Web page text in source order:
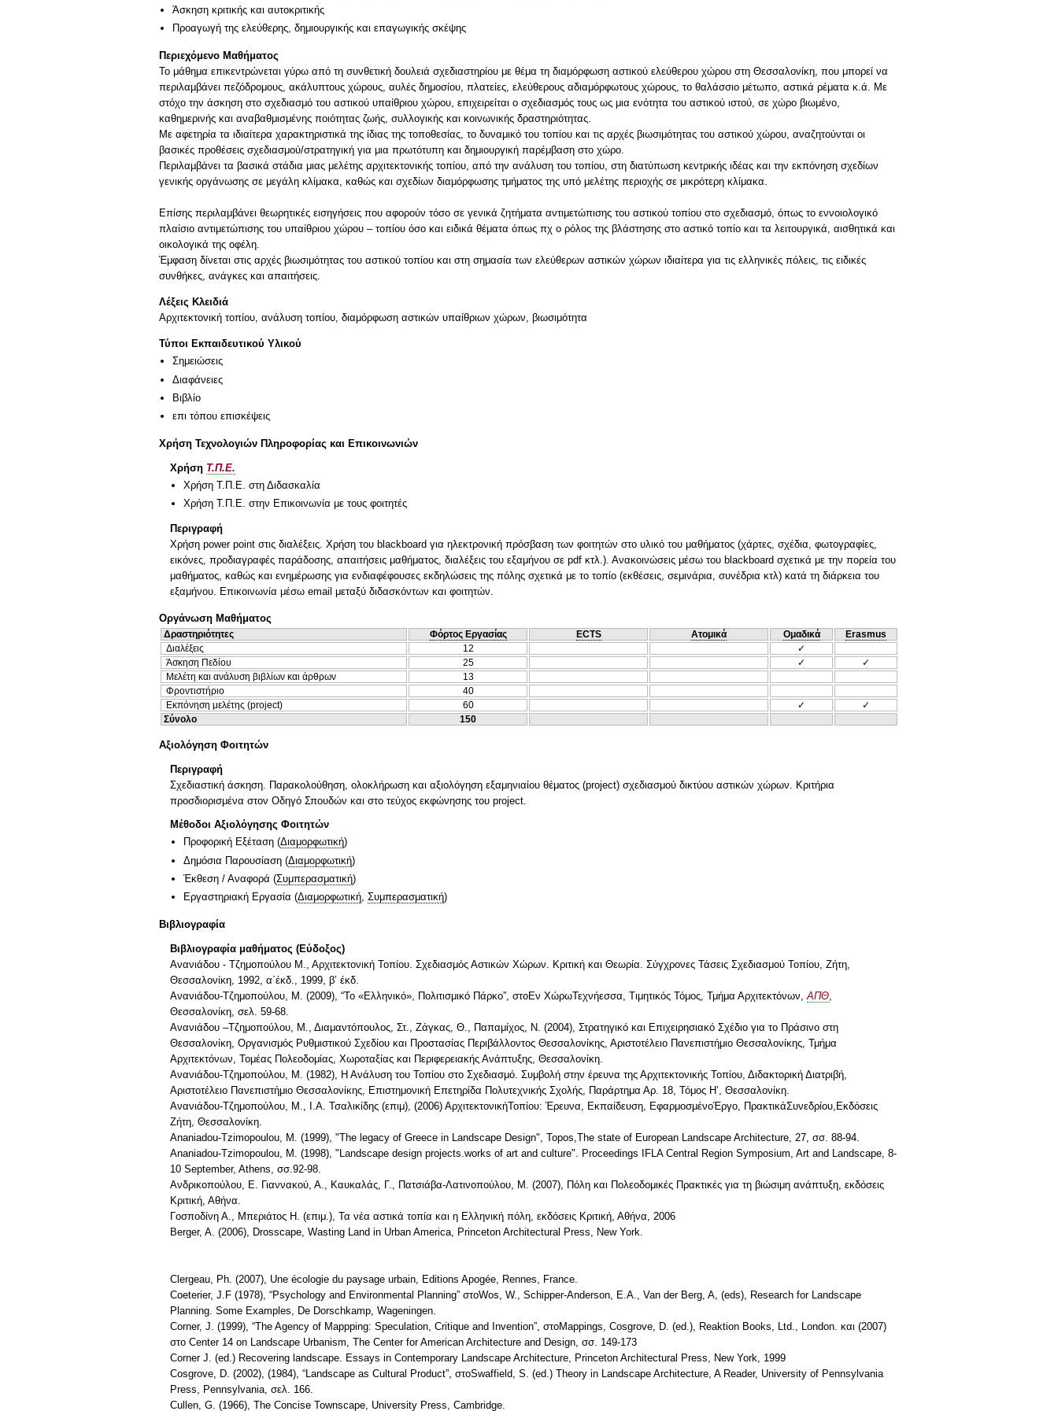
Άσκηση κριτικής και αυτοκριτικής
Προαγωγή της ελεύθερης, δημιουργικής και επαγωγικής σκέψης
Περιεχόμενο Μαθήματος
Το μάθημα επικεντρώνεται γύρω από τη συνθετική δουλειά σχεδιαστηρίου με θέμα τη διαμόρφωση αστικού ελεύθερου χώρου στη Θεσσαλονίκη, που μπορεί να
περιλαμβάνει πεζόδρομους, ακάλυπτους χώρους, αυλές δημοσίου, πλατείες, ελεύθερους αδιαμόρφωτους χώρους, το θαλάσσιο μέτωπο, αστικά ρέματα κ.ά. Με
στόχο την άσκηση στο σχεδιασμό του αστικού υπαίθριου χώρου, επιχειρείται ο σχεδιασμός τους ως μια ενότητα του αστικού ιστού, σε χώρο βιωμένο,
καθημερινής και αναβαθμισμένης ποιότητας ζωής, συλλογικής και κοινωνικής δραστηριότητας.
Με αφετηρία τα ιδιαίτερα χαρακτηριστικά της ίδιας της τοποθεσίας, το δυναμικό του τοπίου και τις αρχές βιωσιμότητας του αστικού χώρου, αναζητούνται οι
βασικές προθέσεις σχεδιασμού/στρατηγική για μια πρωτότυπη και δημιουργική παρέμβαση στο χώρο.
Περιλαμβάνει τα βασικά στάδια μιας μελέτης αρχιτεκτονικής τοπίου, από την ανάλυση του τοπίου, στη διατύπωση κεντρικής ιδέας και την εκπόνηση σχεδίων
γενικής οργάνωσης σε μεγάλη κλίμακα, καθώς και σχεδίων διαμόρφωσης τμήματος της υπό μελέτης περιοχής σε μικρότερη κλίμακα.
Επίσης περιλαμβάνει θεωρητικές εισηγήσεις που αφορούν τόσο σε γενικά ζητήματα αντιμετώπισης του αστικού τοπίου στο σχεδιασμό, όπως το εννοιολογικό
πλαίσιο αντιμετώπισης του υπαίθριου χώρου – τοπίου όσο και ειδικά θέματα όπως πχ ο ρόλος της βλάστησης στο αστικό τοπίο και τα λειτουργικά, αισθητικά και
οικολογικά της οφέλη.
Έμφαση δίνεται στις αρχές βιωσιμότητας του αστικού τοπίου και στη σημασία των ελεύθερων αστικών χώρων ιδιαίτερα για τις ελληνικές πόλεις, τις ειδικές
Λέξεις Κλειδιά
Αρχιτεκτονική τοπίου, ανάλυση τοπίου, διαμόρφωση αστικών υπαίθριων χώρων, βιωσιμότητα
Τύποι Εκπαιδευτικού Υλικού
Σημειώσεις
Διαφάνειες
Βιβλίο
επι τόπου επισκέψεις
Χρήση Τεχνολογιών Πληροφορίας και Επικοινωνιών
Χρήση Τ.Π.Ε.
Χρήση Τ.Π.Ε. στη Διδασκαλία
Χρήση Τ.Π.Ε. στην Επικοινωνία με τους φοιτητές
Περιγραφή
Χρήση power point στις διαλέξεις. Χρήση του blackboard για ηλεκτρονική πρόσβαση των φοιτητών στο υλικό του μαθήματος (χάρτες, σχέδια, φωτογραφίες,
εικόνες, προδιαγραφές παράδοσης, απαιτήσεις μαθήματος, διαλέξεις του εξαμήνου σε pdf κτλ.). Ανακοινώσεις μέσω του blackboard σχετικά με την πορεία του
μαθήματος, καθώς και ενημέρωσης για ενδιαφέφουσες εκδηλώσεις της πόλης σχετικά με το τοπίο (εκθέσεις, σεμινάρια, συνέδρια κτλ) κατά τη διάρκεια του
εξαμήνου. Επικοινωνία μέσω email μεταξύ διδασκόντων και φοιτητών.
Οργάνωση Μαθήματος
Δραστηριότητες Φόρτος Εργασίας ECTS Ατομικά Ομαδικά
Erasmus
Διαλέξεις
12
✓
Άσκηση Πεδίου
25 ✓
✓
Μελέτη και ανάλυση βιβλίων και άρθρων
13
Φροντιστήριο
40
Εκπόνηση μελέτης (project)
60 ✓
✓
Σύνολο
150
Αξιολόγηση Φοιτητών
Περιγραφή
Σχεδιαστική άσκηση. Παρακολούθηση, ολοκλήρωση και αξιολόγηση εξαμηνιαίου θέματος (project) σχεδιασμού δικτύου αστικών χώρων. Κριτήρια
προσδιορισμένα στον Οδηγό Σπουδών και στο τεύχος εκφώνησης του project.
Μέθοδοι Αξιολόγησης Φοιτητών
Προφορική Εξέταση (Διαμορφωτική)
Δημόσια Παρουσίαση (Διαμορφωτική)
Έκθεση / Αναφορά (Συμπερασματική)
Εργαστηριακή Εργασία (Διαμορφωτική, Συμπερασματική)
Βιβλιογραφία
Βιβλιογραφία μαθήματος (Εύδοξος)
Ανανιάδου - Τζημοπούλου Μ., Αρχιτεκτονική Τοπίου. Σχεδιασμός Αστικών Χώρων. Κριτική και Θεωρία. Σύγχρονες Τάσεις Σχεδιασμού Τοπίου, Ζήτη,
Θεσσαλονίκη, 1992, α΄έκδ., 1999, β’ έκδ.
Ανανιάδου-Τζημοπούλου, Μ. (2009), “Το «Ελληνικό», Πολιτισμικό Πάρκο”, στοΕν ΧώρωΤεχνήεσσα, Τιμητικός Τόμος, Τμήμα Αρχιτεκτόνων, ΑΠΘ
Θεσσαλονίκη, σελ. 59-68.
Ανανιάδου –Τζημοπούλου, Μ., Διαμαντόπουλος, Στ., Ζάγκας, Θ., Παπαμίχος, Ν. (2004), Στρατηγικό και Επιχειρησιακό Σχέδιο για το Πράσινο στη
Θεσσαλονίκη, Οργανισμός Ρυθμιστικού Σχεδίου και Προστασίας Περιβάλλοντος Θεσσαλονίκης, Αριστοτέλειο Πανεπιστήμιο Θεσσαλονίκης, Τμήμα
Αρχιτεκτόνων, Τομέας Πολεοδομίας, Χωροταξίας και Περιφερειακής Ανάπτυξης, Θεσσαλονίκη.
Ανανιάδου-Τζημοπούλου, Μ. (1982), Η Ανάλυση του Τοπίου στο Σχεδιασμό. Συμβολή στην έρευνα της Αρχιτεκτονικής Τοπίου, Διδακτορική Διατριβή,
Αριστοτέλειο Πανεπιστήμιο Θεσσαλονίκης, Επιστημονική Επετηρίδα Πολυτεχνικής Σχολής, Παράρτημα Αρ. 18, Τόμος Η’, Θεσσαλονίκη.
Ανανιάδου-Τζημοπούλου, Μ., Ι.Α. Τσαλικίδης (επιμ), (2006) ΑρχιτεκτονικήΤοπίου: Έρευνα, Εκπαίδευση, ΕφαρμοσμένοΈργο, ΠρακτικάΣυνεδρίου,Εκδόσεις
Ζήτη, Θεσσαλονίκη.
Ananiadou-Tzimopoulou, M. (1999), "Τhe legacy of Greece in Landscape Design", Topos,The state of European Landscape Architecture, 27, σσ. 88-94.
Ananiadou-Tzimopoulou, M. (1998), "Landscape design projects.works of art and culture". Proceedings IFLA Central Region Symposium, Art and Landscape, 8-
10 September, Athens, σσ.92-98.
Ανδρικοπούλου, Ε. Γιαννακού, Α., Καυκαλάς, Γ., Πατσιάβα-Λατινοπούλου, Μ. (2007), Πόλη και Πολεοδομικές Πρακτικές για τη βιώσιμη ανάπτυξη, εκδόσεις
Κριτική, Αθήνα.
Γοσποδίνη Α., Μπεριάτος Η. (επιμ.), Τα νέα αστικά τοπία και η Ελληνική πόλη, εκδόσεις Κριτική, Αθήνα, 2006
Berger, A. (2006), Drosscape, Wasting Land in Urban America, Princeton Architectural Press, New York.
Clergeau, Ph. (2007), Une écologie du paysage urbain, Editions Apogée, Rennes, France.
Coeterier, J.F (1978), “Psychology and Environmental Planning” στοWos, W., Schipper-Anderson, E.A., Van der Berg, A, (eds), Research for Landscape
Planning. Some Examples, De Dorschkamp, Wageningen.
Corner, J. (1999), “The Agency of Mappping: Speculation, Critique and Invention”, στοMappings, Cosgrove, D. (ed.), Reaktion Books, Ltd., London. και (2007)
στο Center 14 on Landscape Urbanism, The Center for American Architecture and Design, σσ. 149-173
Corner J. (ed.) Recovering landscape. Essays in Contemporary Landscape Architecture, Princeton Architectural Press, New York, 1999
Cosgrove, D. (2002), (1984), “Landscape as Cultural Product”, στοSwaffield, S. (ed.) Theory in Landscape Architecture, A Reader, University of Pennsylvania
Press, Pennsylvania, σελ. 166.
Cullen, G. (1966), The Concise Townscape, University Press, Cambridge.